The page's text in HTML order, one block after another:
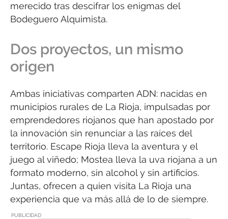
merecido tras descifrar los enigmas del
Bodeguero Alquimista.
Dos proyectos, un mismo
origen
Ambas iniciativas comparten ADN: nacidas en
municipios rurales de La Rioja, impulsadas por
emprendedores riojanos que han apostado por
la innovación sin renunciar a las raíces del
territorio. Escape Rioja lleva la aventura y el
juego al viñedo; Mostea lleva la uva riojana a un
formato moderno, sin alcohol y sin artificios.
Juntas, ofrecen a quien visita La Rioja una
experiencia que va más allá de lo de siempre.
PUBLICIDAD